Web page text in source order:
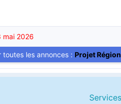
mai 2026
toutes les annonces : Projet